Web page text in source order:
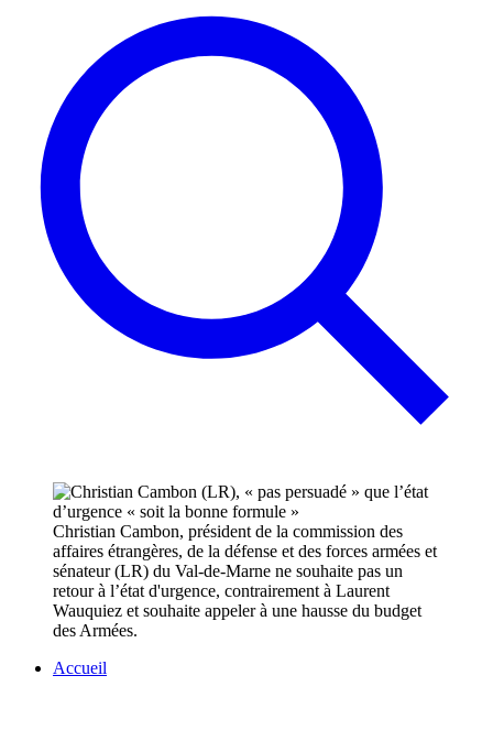
Christian Cambon, président de la commission des
affaires étrangères, de la défense et des forces armées et
sénateur (LR) du Val-de-Marne ne souhaite pas un
retour à l’état d'urgence, contrairement à Laurent
Wauquiez et souhaite appeler à une hausse du budget
des Armées.
Accueil